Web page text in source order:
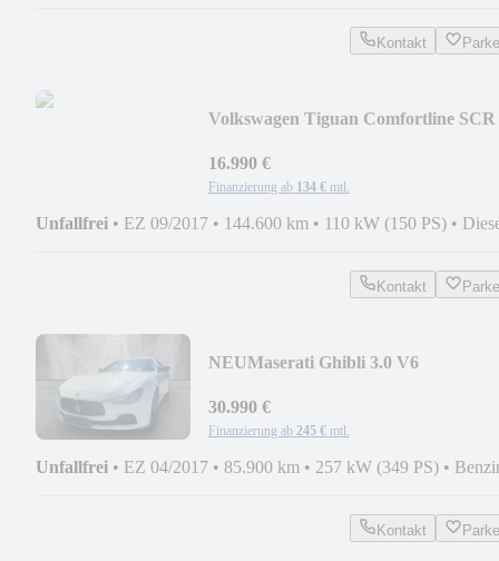
Kontakt
Volkswagen Tiguan Comfortline SCR
16.990 €
Finanzierung ab 134 € mtl.
Unfallfrei • EZ 09/2017 • 144.600 km • 110 kW (150 PS) •
Kontakt
NEUMaserati Ghibli 3.0 V6
30.990 €
Finanzierung ab 245 € mtl.
Unfallfrei • EZ 04/2017 • 85.900 km • 257 kW (349 PS) •
Kontakt